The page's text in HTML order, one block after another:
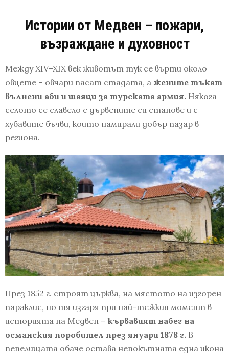
Истории от Медвен – пожари,
възраждане и духовност
Между XIV–XIX век животът тук се върти около
овцете – овчари пасат стадата, а жените тъкат
вълнени аби и шаяци за турската армия. Някога
селото се славело с дървените си станове и с
хубавите бъчви, които намирали добър пазар в
региона.
През 1852 г. строят църква, на мястото на изгорен
параклис, но тя изгаря при най-тежкия момент в
историята на Медвен – кървавият набег на
османския поробител през януари 1878 г. В
пепелищата обаче остава непокътната една икона